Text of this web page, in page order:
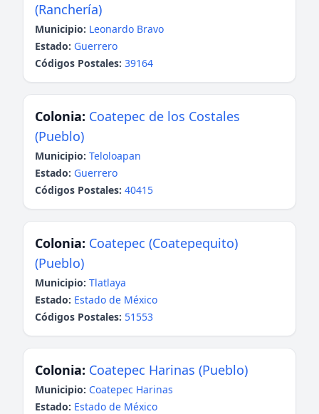
(Ranchería)
Municipio: Leonardo Bravo
Estado: Guerrero
Códigos Postales: 39164
Colonia: Coatepec de los Costales
(Pueblo)
Municipio: Teloloapan
Estado: Guerrero
Códigos Postales: 40415
Colonia: Coatepec (Coatepequito)
(Pueblo)
Municipio: Tlatlaya
Estado: Estado de México
Códigos Postales: 51553
Colonia: Coatepec Harinas (Pueblo)
Municipio: Coatepec Harinas
Estado: Estado de México